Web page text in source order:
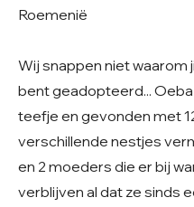
Roemenië
Wij snappen niet waarom
bent geadopteerd... Oeba
teefje en gevonden met
verschillende nestjes
en 2 moeders die er bij
verblijven al dat ze sinds